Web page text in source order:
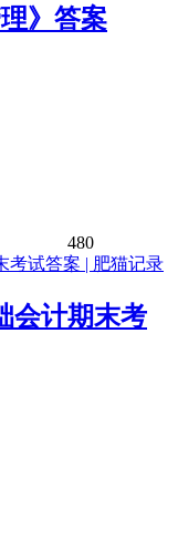
》答案
480
会计期末考